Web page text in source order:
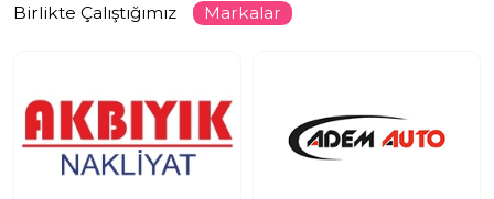
Birlikte Çalıştığımız Markalar